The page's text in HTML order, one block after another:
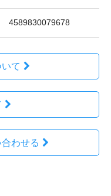
4589830079678
て
わせる